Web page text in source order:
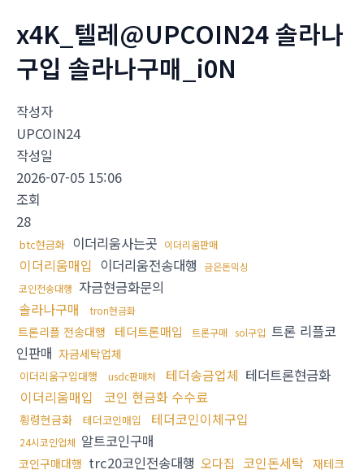
x4K_텔레@UPCOIN24 솔라나
구입 솔라나구매_i0N
작성자
UPCOIN24
작성일
2026-07-05 15:06
조회
28
btc현금화 이더리움사는곳 이더리움판매
이더리움매입 이더리움전송대행
금은돈믹싱
코인전송대행 자금현금화문의
솔라나구매
tron현금화
트론리플 전송대행 테더트론매입 트론구매 sol구입 트론 리플코
인판매 자금세탁업체
이더리움구입대행 usdc판매처 테더송금업체 테더트론현금화
이더리움매입
코인 현금화 수수료
횡령현금화 테더코인매입 테더코인이체구입
24시코인업체 알트코인구매
코인구매대행 trc20코인전송대행 오다집 코인돈세탁 재테크